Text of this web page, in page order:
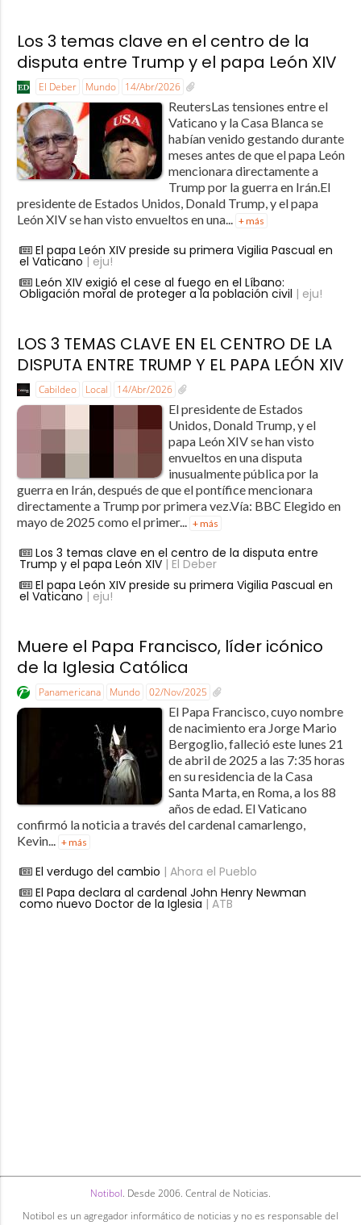
Los 3 temas clave en el centro de la
disputa entre Trump y el papa León XIV
El Deber Mundo 14/Abr/2026
ReutersLas tensiones entre el
Vaticano y la Casa Blanca se
habían venido gestando durante
meses antes de que el papa León
mencionara directamente a
Trump por la guerra en Irán.El
presidente de Estados Unidos, Donald Trump, y el papa
León XIV se han visto envueltos en una... + más
El papa León XIV preside su primera Vigilia Pascual en
el Vaticano | eju!
León XIV exigió el cese al fuego en el Líbano:
Obligación moral de proteger a la población civil | eju!
LOS 3 TEMAS CLAVE EN EL CENTRO DE LA
DISPUTA ENTRE TRUMP Y EL PAPA LEÓN XIV
Cabildeo Local 14/Abr/2026
El presidente de Estados
Unidos, Donald Trump, y el
papa León XIV se han visto
envueltos en una disputa
inusualmente pública por la
guerra en Irán, después de que el pontífice mencionara
directamente a Trump por primera vez.Vía: BBC Elegido en
mayo de 2025 como el primer... + más
Los 3 temas clave en el centro de la disputa entre
Trump y el papa León XIV| El Deber
El papa León XIV preside su primera Vigilia Pascual en
el Vaticano | eju!
Muere el Papa Francisco, líder icónico
de la Iglesia Católica
Panamericana Mundo 02/Nov/2025
El Papa Francisco, cuyo nombre
de nacimiento era Jorge Mario
Bergoglio, falleció este lunes 21
de abril de 2025 a las 7:35 horas
en su residencia de la Casa
Santa Marta, en Roma, a los 88
años de edad. El Vaticano
confirmó la noticia a través del cardenal camarlengo,
Kevin... + más
El verdugo del cambio | Ahora el Pueblo
El Papa declara al cardenal John Henry Newman
como nuevo Doctor de la Iglesia | ATB
Notibol. Desde 2006. Central de Noticias.
Notibol es un agregador informático de noticias y no es responsable del